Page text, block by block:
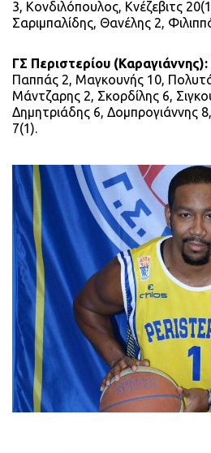
3, Κονδιλόπουλος, Κνέζεβιτς
Σαριμπαλίδης, Θανέλης 2,
ΓΣ Περιστερίου (Καραγιάννης):
Παππάς 2, Μαγκουνής 10,
Μάντζαρης 2, Σκορδίλης 6,
Δημητριάδης 6, Δομπρογιάννης
7(1).